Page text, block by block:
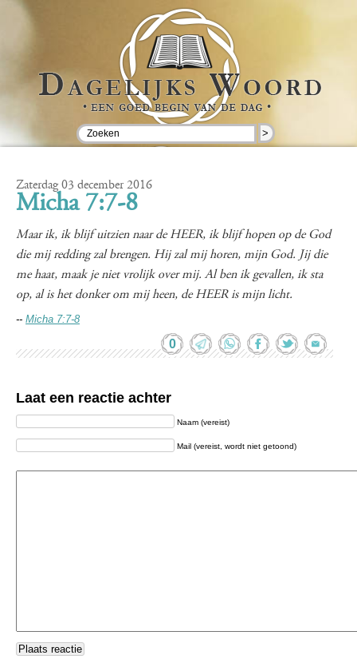
>
Zaterdag 03 december 2016
Micha 7:7-8
Maar ik, ik blijf uitzien naar de HEER, ik blijf hopen op de God
die mij redding zal brengen. Hij zal mij horen, mijn God. Jij die
me haat, maak je niet vrolijk over mij. Al ben ik gevallen, ik sta
op, al is het donker om mij heen, de HEER is mijn licht.
-- Micha 7:7-8
0
Laat een reactie achter
Naam (vereist)
Mail (vereist, wordt niet getoond)